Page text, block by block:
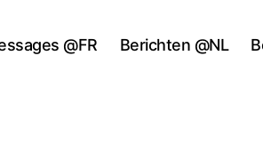
@FR Berichten @NL